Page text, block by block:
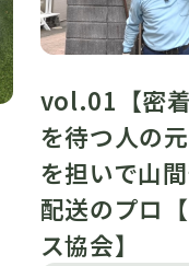
vol.01【密
を待つ人の
を担いで山
配送のプロ
ス協会】